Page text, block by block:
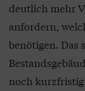
deutlich mehr
anfordern,
benötigen. Das
noch kurzfristig